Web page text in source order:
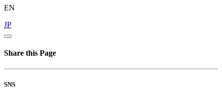
EN
JP
Share this Page
SNS